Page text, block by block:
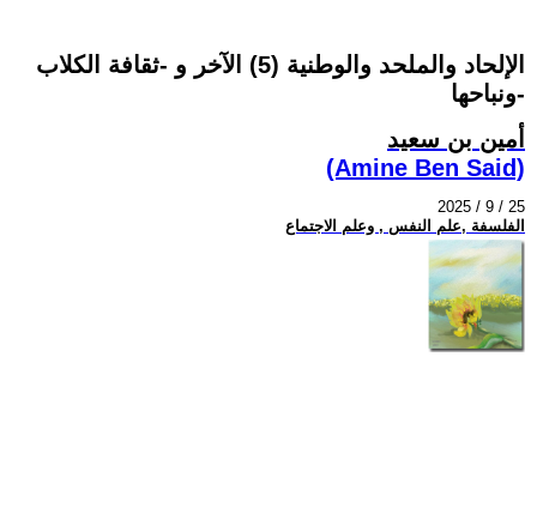
الإلحاد والملحد والوطنية (5) الآخر و -ثقافة الكلاب
ونباحها-
أمين بن سعيد
(Amine Ben Said)
2025 / 9 / 25
الفلسفة ,علم النفس , وعلم الاجتماع